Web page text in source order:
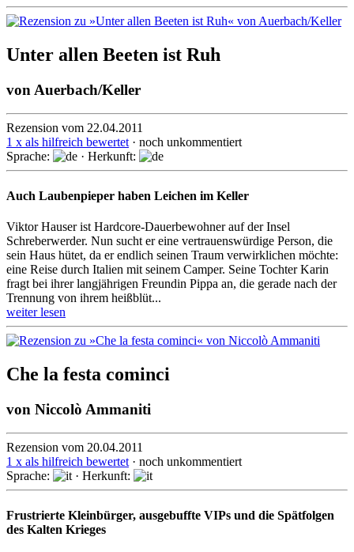
Unter allen Beeten ist Ruh
von Auerbach/Keller
Rezension vom 22.04.2011
1 x als hilfreich bewertet · noch unkommentiert
Sprache:
· Herkunft:
Auch Laubenpieper haben Leichen im Keller
Viktor Hauser ist Hardcore-Dauerbewohner auf der Insel
Schreberwerder. Nun sucht er eine vertrauenswürdige Person, die
sein Haus hütet, da er endlich seinen Traum verwirklichen möchte:
eine Reise durch Italien mit seinem Camper. Seine Tochter Karin
fragt bei ihrer langjährigen Freundin Pippa an, die gerade nach der
Trennung von ihrem heißblüt...
weiter lesen
Che la festa cominci
von Niccolò Ammaniti
Rezension vom 20.04.2011
1 x als hilfreich bewertet · noch unkommentiert
Sprache:
· Herkunft:
Frustrierte Kleinbürger, ausgebuffte VIPs und die Spätfolgen
des Kalten Krieges